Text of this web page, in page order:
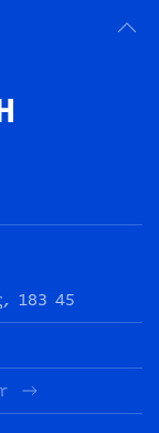
183 45